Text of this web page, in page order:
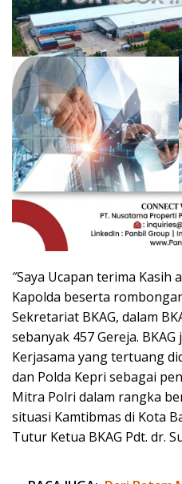
″Saya Ucapan terima
Kapolda beserta
Sekretariat BKAG, dalam
sebanyak 457 Gereja.
Kerjasama yang tertuang
dan Polda Kepri sebagai
Mitra Polri dalam rangka
situasi Kamtibmas di Kota
Tutur Ketua BKAG Pdt. dr.